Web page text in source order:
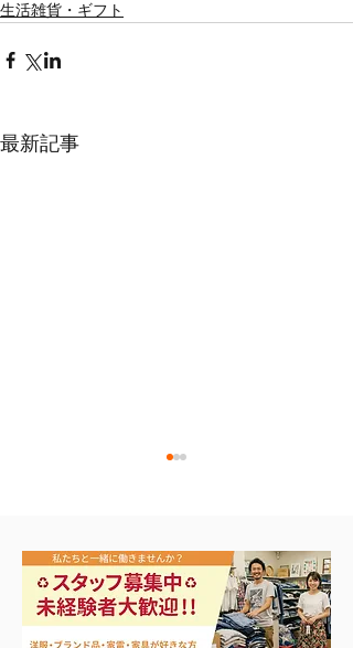
生活雑貨・ギフト
最新記事
バカラ シャンパングラ